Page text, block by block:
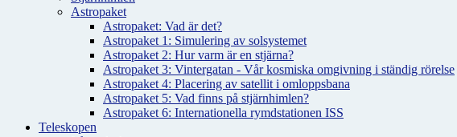
Astropaket
Astropaket: Vad är det?
Astropaket 1: Simulering av solsystemet
Astropaket 2: Hur varm är en stjärna?
Astropaket 3: Vintergatan - Vår kosmiska omgivning i ständig rörelse
Astropaket 4: Placering av satellit i omloppsbana
Astropaket 5: Vad finns på stjärnhimlen?
Astropaket 6: Internationella rymdstationen ISS
Teleskopen